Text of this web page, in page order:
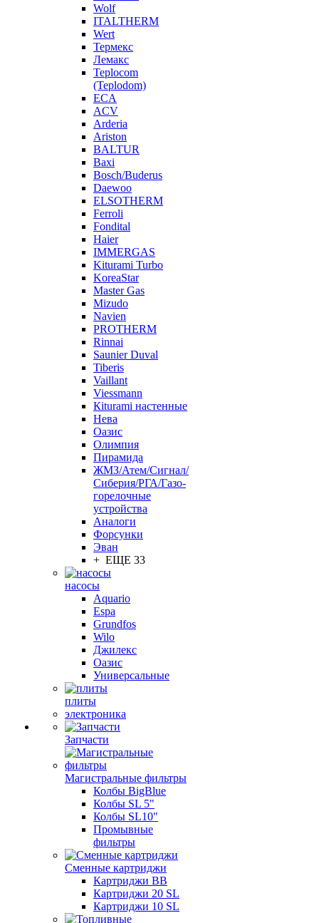
Wolf
ITALTHERM
Wert
Термекс
Лемакс
Teplocom
(Teplodom)
ECA
ACV
Arderia
Ariston
BALTUR
Baxi
Bosch/Buderus
Daewoo
ELSOTHERM
Ferroli
Fondital
Haier
IMMERGAS
Kiturami Turbo
KoreaStar
Master Gas
Mizudo
Navien
PROTHERM
Rinnai
Saunier Duval
Tiberis
Vaillant
Viessmann
Кiturami настенные
Нева
Оазис
Олимпия
Пирамида
ЖМЗ/Атем/Сигнал/
Сиберия/РГА/Газо-
горелочные
устройства
Aналоги
Форсунки
Эван
+ ЕЩЕ 33
насосы
Aquario
Espa
Grundfos
Wilo
Джилекс
Оазис
Универсальные
плиты
электроника
Запчасти
Магистральные фильтры
Колбы BigBlue
Колбы SL 5"
Колбы SL10"
Промывные
фильтры
Сменные картриджи
Картриджи BB
Картриджи 20 SL
Картриджи 10 SL